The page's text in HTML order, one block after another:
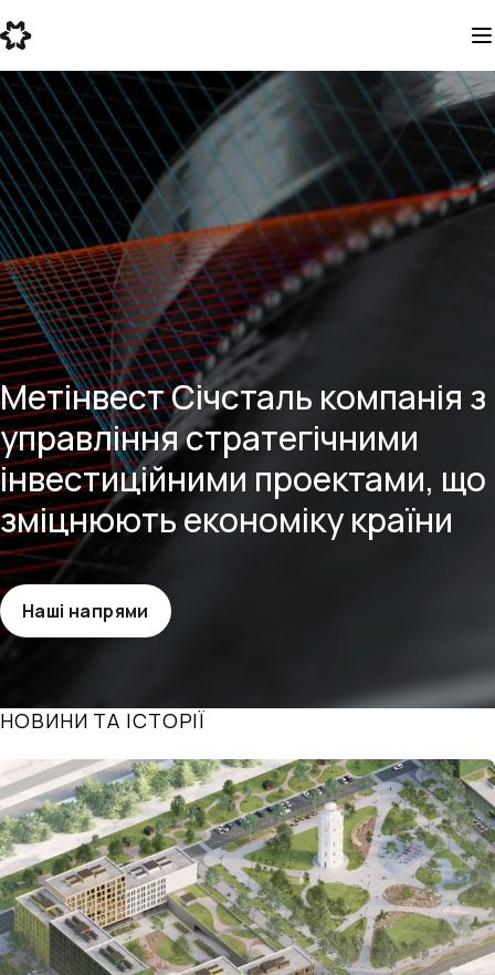
Метінвест Січсталь компанія з
управління стратегічними
інвестиційними проектами, що
зміцнюють економіку країни
Наші напрями
НОВИНИ ТА ІСТОРІЇ